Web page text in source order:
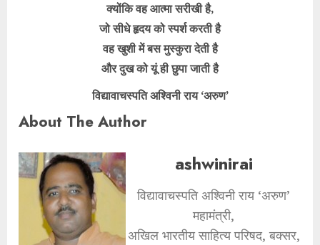
क्योंकि वह आत्मा सरीखी है,
जो सीधे हृदय को स्पर्श करती है
वह खुशी में बस मुस्कुरा देती है
और दुख को यूं ही छुपा जाती है
विद्यावाचस्पति अश्विनी राय ‘अरुण’
About The Author
ashwinirai
विद्यावाचस्पति अश्विनी राय ‘अरुण’
महामंत्री,
अखिल भारतीय साहित्य परिषद, बक्सर,